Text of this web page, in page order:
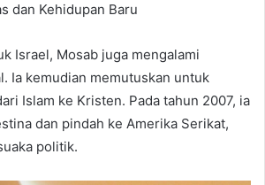
dan Kehidupan Baru
Israel, Mosab juga mengalami
Ia kemudian memutuskan untuk
Islam ke Kristen. Pada tahun 2007, ia
dan pindah ke Amerika Serikat,
politik.